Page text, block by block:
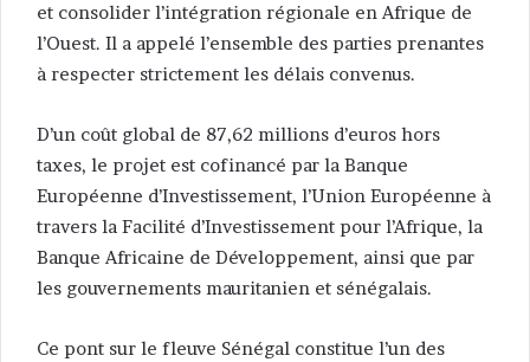
et consolider l’intégration régionale en Afrique de
l’Ouest. Il a appelé l’ensemble des parties prenantes
à respecter strictement les délais convenus.
D’un coût global de 87,62 millions d’euros hors
taxes, le projet est cofinancé par la Banque
Européenne d’Investissement, l’Union Européenne à
travers la Facilité d’Investissement pour l’Afrique, la
Banque Africaine de Développement, ainsi que par
les gouvernements mauritanien et sénégalais.
Ce pont sur le fleuve Sénégal constitue l’un des